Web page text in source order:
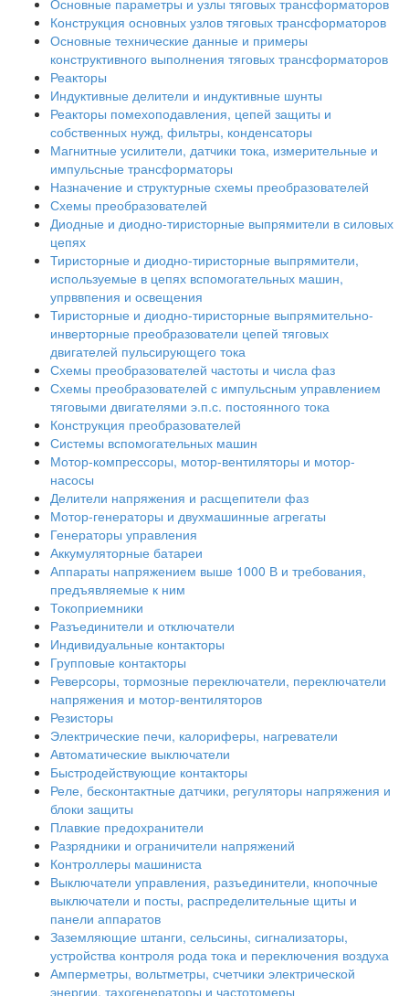
Основные параметры и узлы тяговых трансформаторов
Конструкция основных узлов тяговых трансформаторов
Основные технические данные и примеры
конструктивного выполнения тяговых трансформаторов
Реакторы
Индуктивные делители и индуктивные шунты
Реакторы помехоподавления, цепей защиты и
собственных нужд, фильтры, конденсаторы
Магнитные усилители, датчики тока, измерительные и
импульсные трансформаторы
Назначение и структурные схемы преобразователей
Схемы преобразователей
Диодные и диодно-тиристорные выпрямители в силовых
цепях
Тиристорные и диодно-тиристорные выпрямители,
используемые в цепях вспомогательных машин,
упрввпения и освещения
Тиристорные и диодно-тиристорные выпрямительно-
инверторные преобразователи цепей тяговых
двигателей пульсирующего тока
Схемы преобразователей частоты и числа фаз
Схемы преобразователей с импульсным управлением
тяговыми двигателями э.п.с. постоянного тока
Конструкция преобразователей
Системы вспомогательных машин
Мотор-компрессоры, мотор-вентиляторы и мотор-
насосы
Делители напряжения и расщепители фаз
Мотор-генераторы и двухмашинные агрегаты
Генераторы управления
Аккумуляторные батареи
Аппараты напряжением выше 1000 В и требования,
предъявляемые к ним
Токоприемники
Разъединители и отключатели
Индивидуальные контакторы
Групповые контакторы
Реверсоры, тормозные переключатели, переключатели
напряжения и мотор-вентиляторов
Резисторы
Электрические печи, калориферы, нагреватели
Автоматические выключатели
Быстродействующие контакторы
Реле, бесконтактные датчики, регуляторы напряжения и
блоки защиты
Плавкие предохранители
Разрядники и ограничители напряжений
Контроллеры машиниста
Выключатели управления, разъединители, кнопочные
выключатели и посты, распределительные щиты и
панели аппаратов
Заземляющие штанги, сельсины, сигнализаторы,
устройства контроля рода тока и переключения воздуха
Амперметры, вольтметры, счетчики электрической
энергии, тахогенераторы и частотомеры